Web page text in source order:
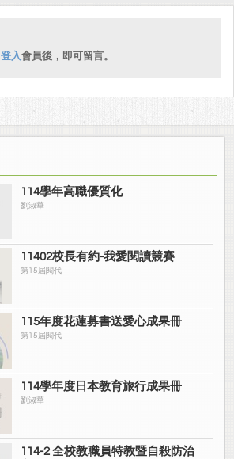
登入會員後，即可留言。
114學年高職優質化
劉淑華
11402校長有約-我愛閱讀競賽
第15屆閱代
115年度花蓮募書送愛心成果冊
第15屆閱代
114學年度日本教育旅行成果冊
劉淑華
114-2 全校教職員特教暨自殺防治